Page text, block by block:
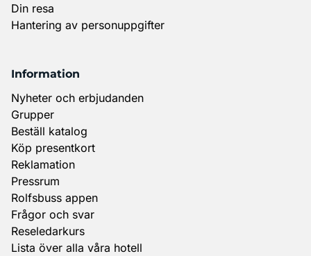
Din resa
Hantering av personuppgifter
Information
Nyheter och erbjudanden
Grupper
Beställ katalog
Köp presentkort
Reklamation
Pressrum
Rolfsbuss appen
Frågor och svar
Reseledarkurs
Lista över alla våra hotell